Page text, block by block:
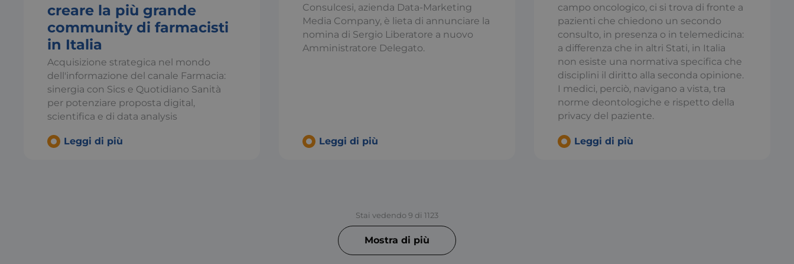
creare la più grande
community di farmacisti
in Italia
Acquisizione strategica nel mondo
dell'informazione del canale Farmacia:
sinergia con Sics e Quotidiano Sanità
per potenziare proposta digital,
scientifica e di data analysis
Leggi di più
Consulcesi, azienda Data-Marketing
Media Company, è lieta di annunciare la
nomina di Sergio Liberatore a nuovo
Amministratore Delegato.
Leggi di più
campo oncologico, ci si trova di fronte a
pazienti che chiedono un secondo
consulto, in presenza o in telemedicina:
a differenza che in altri Stati, in Italia
non esiste una normativa specifica che
disciplini il diritto alla seconda opinione.
I medici, perciò, navigano a vista, tra
norme deontologiche e rispetto della
privacy del paziente.
Leggi di più
Stai vedendo9 di 1123
Mostra di più
loro interazione con il sito. Registra i dati sul
consenso del visitatore riguardo a varie
politiche e impostazioni sulla privacy,
garantendo che le loro preferenze siano
onorate nelle sessioni future.
5 mesi 3
Questo cookie viene utilizzato dal servizio
Cookie-Script.com per ricordare le preferenze di
consenso sui cookie dei visitatori. È necessario
che il banner dei cookie di Cookie-Script.com
Questo cookie viene utilizzato da Microsoft
Cloudflare Inc.
Questo cookie viene utilizzato per distinguere
Microsoft Azure B2C per gestire la sessione.
Cloudflare Inc.
.hs-banner.com
29 minuti
59
Questo cookie viene utilizzato per distinguere
tra umani e bot. Ciò è vantaggioso per il sito